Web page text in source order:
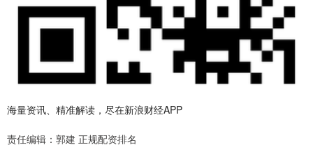
海量资讯、精准解读，尽在新浪财经APP
责任编辑：郭建 正规配资排名